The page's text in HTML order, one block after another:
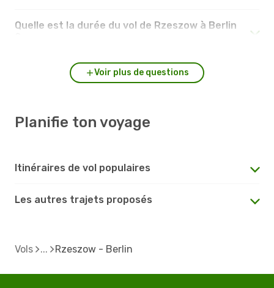
Quelle est la durée du vol de Rzeszow à Berlin
Voir plus de questions
Planifie ton voyage
Itinéraires de vol populaires
Les autres trajets proposés
Vols Rzeszow - Berlin